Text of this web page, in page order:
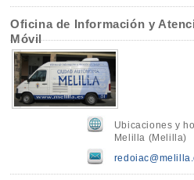
Oficina de Información y
Móvil
Ubicaciones y
Melilla (Melilla)